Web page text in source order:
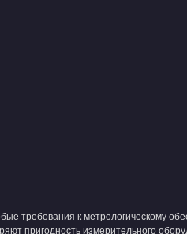
требования к метрологическому
пригодность измерительного